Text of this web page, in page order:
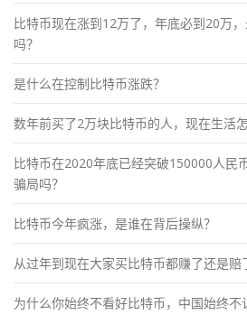
比特币现在涨到12万了，年底必到20万
吗？
是什么在控制比特币涨跌？
数年前买了2万块比特币的人，现在生活
比特币在2020年底已经突破150000人民
骗局吗？
比特币今年疯涨，是谁在背后操纵？
从过年到现在大家买比特币都赚了还是赔
为什么你始终不看好比特币，中国始终不